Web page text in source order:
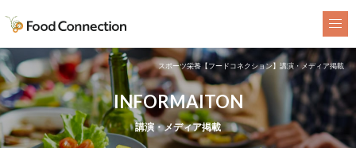
スポーツ栄養【フードコネクション】講演・メディア掲載
INFORMAITON
講演・メディア掲載